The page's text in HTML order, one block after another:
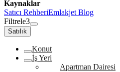
Kaynaklar
Satıcı RehberiEmlakjet Blog
Filtrele3
Satılık
Konut
İş Yeri
Apartman Dairesi